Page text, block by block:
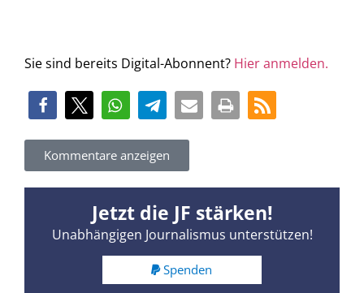
Sie sind bereits Digital-Abonnent? Hier anmelden.
Kommentare anzeigen
Jetzt die JF stärken!
Unabhängigen Journalismus unterstützen!
Spenden